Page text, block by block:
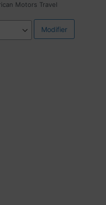
Motors Travel